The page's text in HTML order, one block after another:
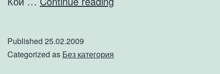
Published 25.02.2009
Categorized as Без категория